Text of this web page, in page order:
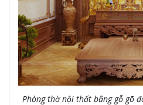
Phòng thờ nội thất bằng gỗ gõ